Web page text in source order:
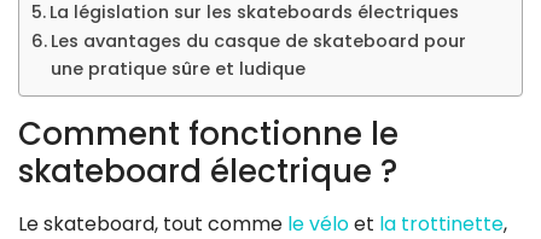
La législation sur les skateboards électriques
Les avantages du casque de skateboard pour
une pratique sûre et ludique
Comment fonctionne le
skateboard électrique ?
Le skateboard, tout comme le véloet la trottinette,